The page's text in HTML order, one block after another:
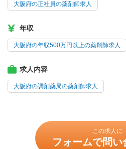
大阪府の正社員の薬剤師求人
年収
大阪府の年収500万円以上の薬剤師求人
求人内容
大阪府の調剤薬局の薬剤師求人
この求人に
フォームで問い